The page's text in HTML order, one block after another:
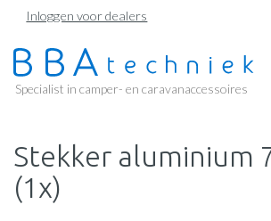
Overslaan
naar
de
Inloggen voor dealers
Specialist in camper- en caravanaccessoires
Stekker aluminium
(1x)